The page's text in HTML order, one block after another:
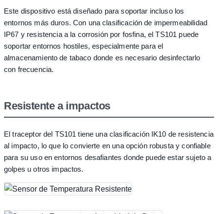
Este dispositivo está diseñado para soportar incluso los
entornos más duros. Con una clasificación de impermeabilidad
IP67 y resistencia a la corrosión por fosfina, el TS101 puede
soportar entornos hostiles, especialmente para el
almacenamiento de tabaco donde es necesario desinfectarlo
con frecuencia.
Resistente a impactos
El traceptor del TS101 tiene una clasificación IK10 de resistencia
al impacto, lo que lo convierte en una opción robusta y confiable
para su uso en entornos desafiantes donde puede estar sujeto a
golpes u otros impactos.